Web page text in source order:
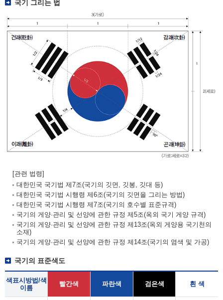
국기 그리는 법
[관련 법령]
대한민국 국기법 제7조(국기의 깃면, 깃봉, 깃대 등)
대한민국 국기법 시행령 제6조(국기의 깃면을 그리는 방법)
대한민국 국기법 시행령 제7조(국기의 호수별 표준규격)
국기의 게양·관리 및 선양에 관한 규정 제5조(옥외 국기 게양 규격)
국기의 게양·관리 및 선양에 관한 규정 제13조(옥외 게양용 국기천의
소재)
국기의 게양·관리 및 선양에 관한 규정 제14조(국기의 염색 및 가공)
국기의 표준색도
색표시방법/색
이름
빨간색 파란색 검은색 흰 색